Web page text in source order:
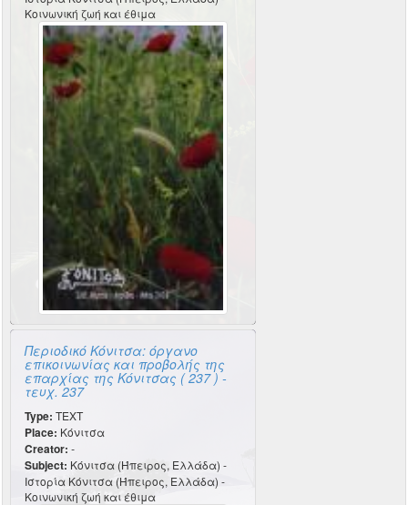
Κοινωνική ζωή και έθιμα
Περιοδικό Κόνιτσα: όργανο
επικοινωνίας και προβολής της
επαρχίας της Κόνιτσας ( 237 ) -
τευχ. 237
Type: TEXT
Place: Κόνιτσα
Creator: -
Subject: Κόνιτσα (Ήπειρος, Ελλάδα) -
Ιστορία Κόνιτσα (Ήπειρος, Ελλάδα) -
Κοινωνική ζωή και έθιμα